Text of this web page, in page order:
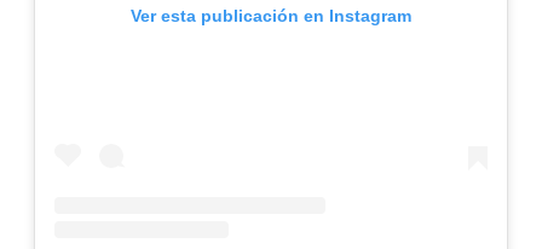
Ver esta publicación en Instagram